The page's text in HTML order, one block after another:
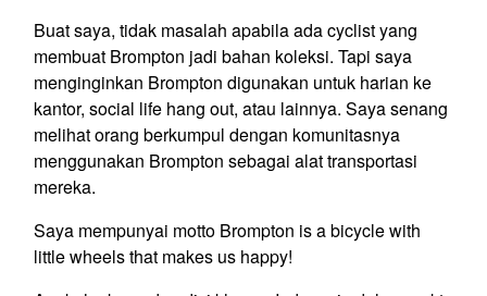
Buat saya, tidak masalah apabila ada cyclist yang
membuat Brompton jadi bahan koleksi. Tapi saya
menginginkan Brompton digunakan untuk harian ke
kantor, social life hang out, atau lainnya. Saya senang
melihat orang berkumpul dengan komunitasnya
menggunakan Brompton sebagai alat transportasi
mereka.
Saya mempunyai motto Brompton is a bicycle with
little wheels that makes us happy!